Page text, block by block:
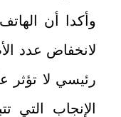
وأكدا أن
لانخفاض عدد
رئيسي لا تؤثر
الإنجاب التي